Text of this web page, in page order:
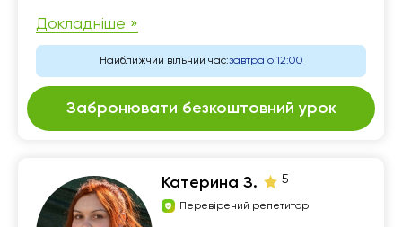
Докладніше »
Найближчий вільний час:завтра о 12:00
Забронювати безкоштовний урок
Катерина З. 5
Перевірений репетитор